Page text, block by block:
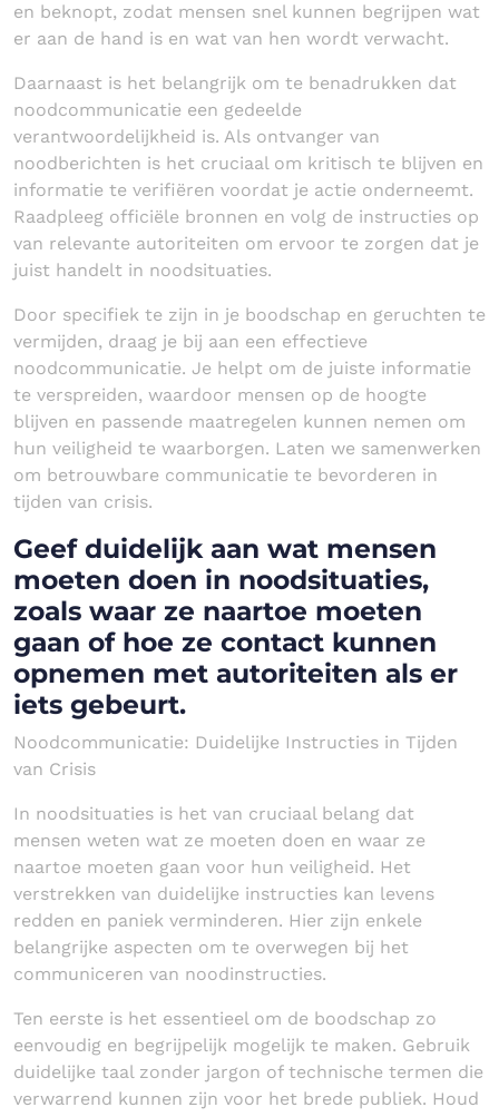
en beknopt, zodat mensen snel kunnen begrijpen wat
er aan de hand is en wat van hen wordt verwacht.
Daarnaast is het belangrijk om te benadrukken dat
noodcommunicatie een gedeelde
verantwoordelijkheid is. Als ontvanger van
noodberichten is het cruciaal om kritisch te blijven en
informatie te verifiëren voordat je actie onderneemt.
Raadpleeg officiële bronnen en volg de instructies op
van relevante autoriteiten om ervoor te zorgen dat je
juist handelt in noodsituaties.
Door specifiek te zijn in je boodschap en geruchten te
vermijden, draag je bij aan een effectieve
noodcommunicatie. Je helpt om de juiste informatie
te verspreiden, waardoor mensen op de hoogte
blijven en passende maatregelen kunnen nemen om
hun veiligheid te waarborgen. Laten we samenwerken
om betrouwbare communicatie te bevorderen in
tijden van crisis.
Geef duidelijk aan wat mensen
moeten doen in noodsituaties,
zoals waar ze naartoe moeten
gaan of hoe ze contact kunnen
opnemen met autoriteiten als er
iets gebeurt.
Noodcommunicatie: Duidelijke Instructies in Tijden
van Crisis
In noodsituaties is het van cruciaal belang dat
mensen weten wat ze moeten doen en waar ze
naartoe moeten gaan voor hun veiligheid. Het
verstrekken van duidelijke instructies kan levens
redden en paniek verminderen. Hier zijn enkele
belangrijke aspecten om te overwegen bij het
communiceren van noodinstructies.
Ten eerste is het essentieel om de boodschap zo
eenvoudig en begrijpelijk mogelijk te maken. Gebruik
duidelijke taal zonder jargon of technische termen die
verwarrend kunnen zijn voor het brede publiek. Houd